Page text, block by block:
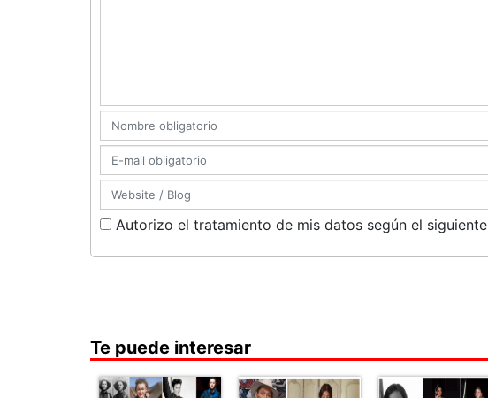
Autorizo el tratamiento de mis datos según el siguiente
Te puede interesar